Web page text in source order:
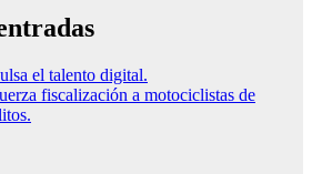
el talento digital.
fiscalización a motociclistas de